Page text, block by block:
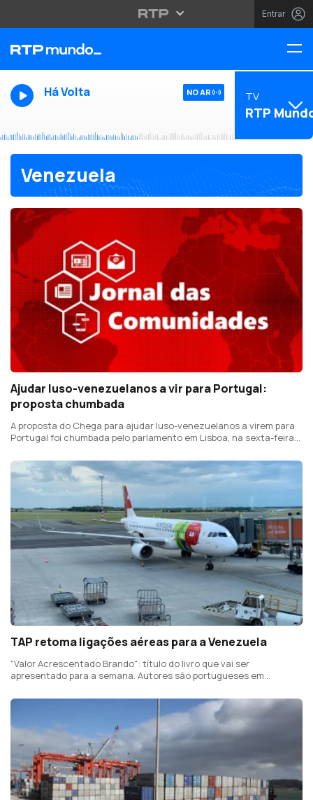
Entrar
Há Volta NO AR TV
RTP
Venezuela
Ajudar luso-venezuelanos a vir para Portugal:
proposta chumbada
A proposta do Chega para ajudar luso-venezuelanos a virem para
Portugal foi chumbada pelo parlamento em Lisboa, na sexta-feira
TAP retoma ligações aéreas para a Venezuela
"Valor Acrescentado Brando": título do livro que vai ser
apresentado para a semana. Autores são portugueses em
Alimentar na Venezuela apoia vítimas dos sismos.